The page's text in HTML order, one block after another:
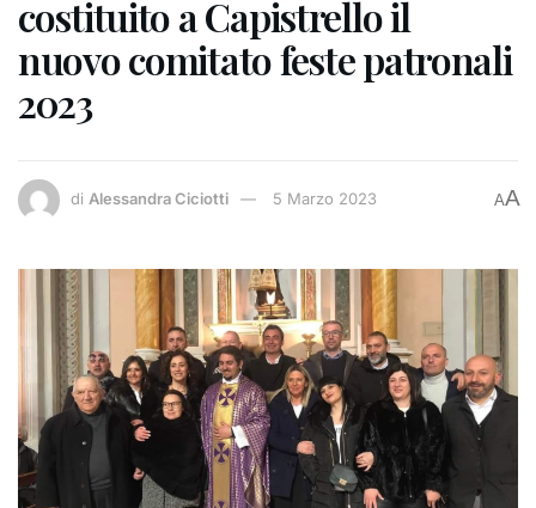
costituito a Capistrello il
nuovo comitato feste patronali
2023
di Alessandra Ciciotti 5 Marzo 2023 AA